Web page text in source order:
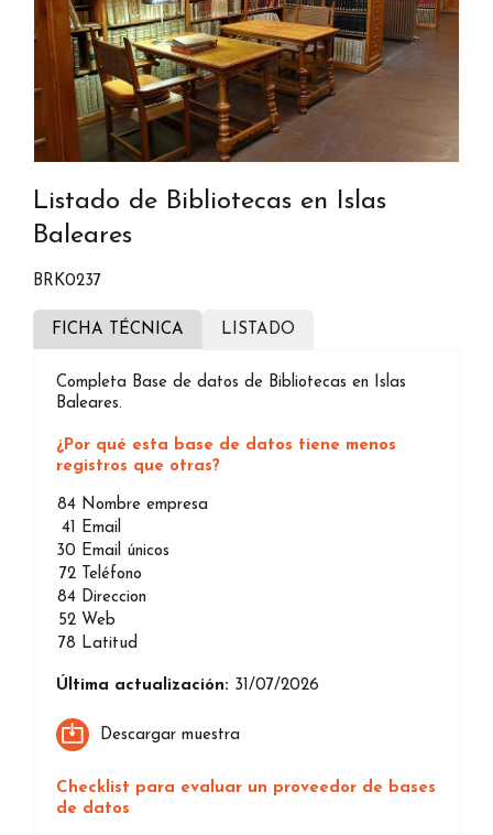
Listado de Bibliotecas en Islas
Baleares
BRK0237
FICHA TÉCNICA LISTADO
Completa Base de datos de Bibliotecas en Islas
Baleares.
¿Por qué esta base de datos tiene menos
registros que otras?
84 Nombre empresa
41
Email
30 Email únicos
72
Teléfono
84 Direccion
52 Web
78 Latitud
Última actualización: 31/07/2026
Descargar muestra
Checklist para evaluar un proveedor de bases
de datos